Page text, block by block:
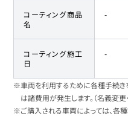
コーティング商品
名
-
コーティング施工
日
-
※車両を利用するために各種手続き
は諸費用が発生します。（名義変更
※ご購入される車両によっては、各